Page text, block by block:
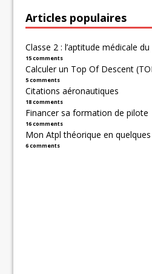
Articles populaires
Classe 2 : l’aptitude médicale
15 comments
Calculer un Top Of Descent
5 comments
Citations aéronautiques
18 comments
Financer sa formation de pilote
16 comments
Mon Atpl théorique en
6 comments